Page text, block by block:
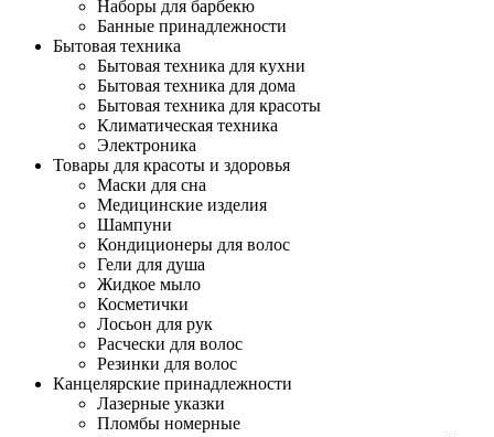
Наборы для барбекю
Банные принадлежности
Бытовая техника
Бытовая техника для кухни
Бытовая техника для дома
Бытовая техника для красоты
Климатическая техника
Электроника
Товары для красоты и здоровья
Маски для сна
Медицинские изделия
Шампуни
Кондиционеры для волос
Гели для душа
Жидкое мыло
Косметички
Лосьон для рук
Расчески для волос
Резинки для волос
Канцелярские принадлежности
Лазерные указки
Пломбы номерные